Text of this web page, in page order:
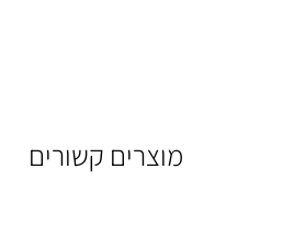
מוצרים קשורים